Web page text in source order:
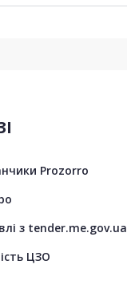
Prozorro
з tender.me.gov.ua
ЦЗО